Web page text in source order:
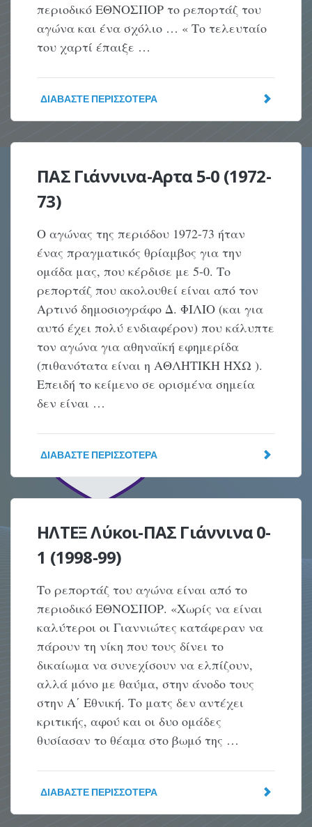
περιοδικό ΕΘΝΟΣΠΟΡ το ρεπορτάζ του
αγώνα και ένα σχόλιο … « Το τελευταίο
του χαρτί έπαιξε …
ΔΙΑΒΆΣΤΕ ΠΕΡΙΣΣΌΤΕΡΑ
ΠΑΣ Γιάννινα-Αρτα 5-0 (1972-
73)
Ο αγώνας της περιόδου 1972-73 ήταν
ένας πραγματικός θρίαμβος για την
ομάδα μας, που κέρδισε με 5-0. Το
ρεπορτάζ που ακολουθεί είναι από τον
Αρτινό δημοσιογράφο Δ. ΦΙΛΙΟ (και για
αυτό έχει πολύ ενδιαφέρον) που κάλυπτε
τον αγώνα για αθηναϊκή εφημερίδα
(πιθανότατα είναι η ΑΘΛΗΤΙΚΗ ΗΧΩ ).
Επειδή το κείμενο σε ορισμένα σημεία
δεν είναι …
ΔΙΑΒΆΣΤΕ ΠΕΡΙΣΣΌΤΕΡΑ
ΗΛΤΕΞ Λύκοι-ΠΑΣ Γιάννινα 0-
1 (1998-99)
Το ρεπορτάζ του αγώνα είναι από το
περιοδικό ΕΘΝΟΣΠΟΡ. «Χωρίς να είναι
καλύτεροι οι Γιαννιώτες κατάφεραν να
πάρουν τη νίκη που τους δίνει το
δικαίωμα να συνεχίσουν να ελπίζουν,
αλλά μόνο με θαύμα, στην άνοδο τους
στην Α΄ Εθνική. Το ματς δεν αντέχει
κριτικής, αφού και οι δυο ομάδες
θυσίασαν το θέαμα στο βωμό της …
ΔΙΑΒΆΣΤΕ ΠΕΡΙΣΣΌΤΕΡΑ